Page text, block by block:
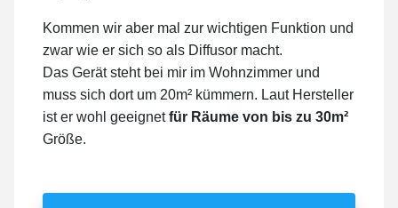
Kommen wir aber mal zur wichtigen Funktion und
zwar wie er sich so als Diffusor macht.
Das Gerät steht bei mir im Wohnzimmer und
muss sich dort um 20m² kümmern. Laut Hersteller
ist er wohl geeignetfür Räume von bis zu 30m²
Größe.